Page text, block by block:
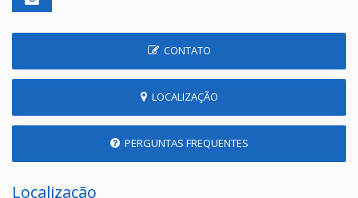
CONTATO
LOCALIZAÇÃO
PERGUNTAS FREQUENTES
Localização